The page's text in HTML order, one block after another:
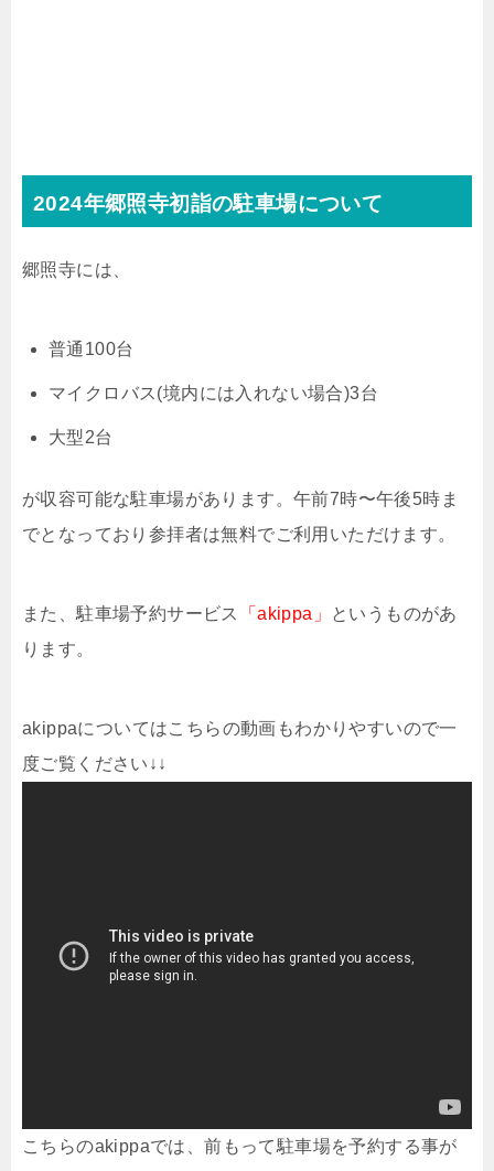
2024年郷照寺初詣の駐車場について
郷照寺には、
普通100台
マイクロバス(境内には入れない場合)3台
大型2台
が収容可能な駐車場があります。午前7時〜午後5時ま
でとなっており参拝者は無料でご利用いただけます。
また、駐車場予約サービス 「akippa」
というものがあ
ります。
akippaについてはこちらの動画もわかりやすいので一
度ご覧ください↓↓
こちらのakippaでは、前もって駐車場を予約する事が